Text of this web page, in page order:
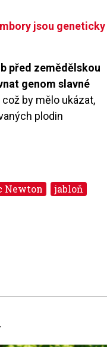
jsou geneticky
před zemědělskou
genom slavné
což by mělo ukázat,
plodin
Newton jabloň